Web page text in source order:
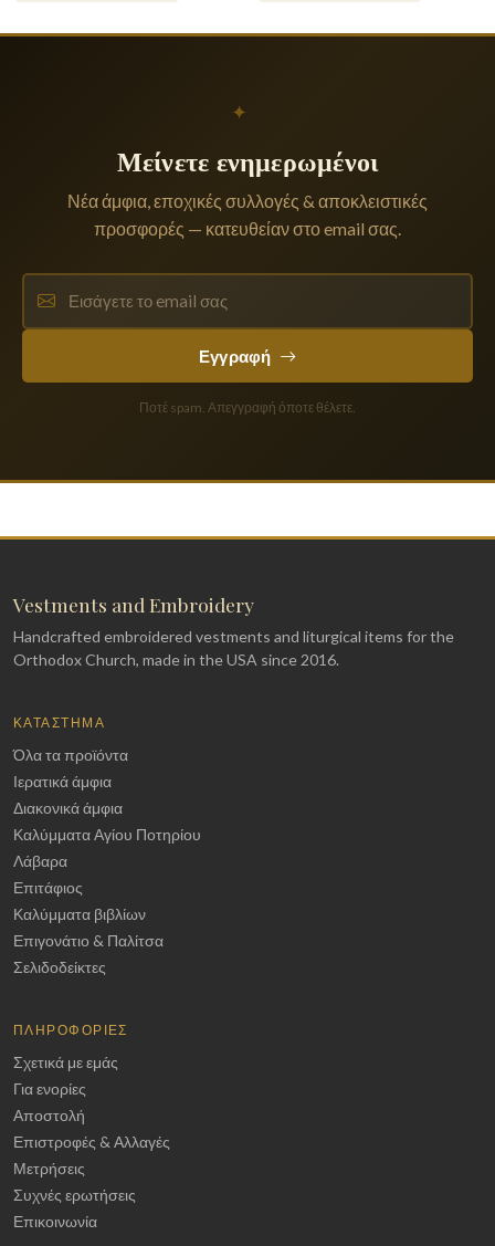
✦
Μείνετε ενημερωμένοι
Νέα άμφια, εποχικές συλλογές & αποκλειστικές
προσφορές — κατευθείαν στο email σας.
Εγγραφή
Ποτέ spam. Απεγγραφή όποτε θέλετε.
Vestments and Embroidery
Handcrafted embroidered vestments and liturgical items for the
Orthodox Church, made in the USA since 2016.
ΚΑΤΆΣΤΗΜΑ
Όλα τα προϊόντα
Ιερατικά άμφια
Διακονικά άμφια
Καλύμματα Αγίου Ποτηρίου
Λάβαρα
Επιτάφιος
Καλύμματα βιβλίων
Επιγονάτιο & Παλίτσα
Σελιδοδείκτες
ΠΛΗΡΟΦΟΡΊΕΣ
Σχετικά με εμάς
Για ενορίες
Αποστολή
Επιστροφές & Αλλαγές
Μετρήσεις
Συχνές ερωτήσεις
Επικοινωνία